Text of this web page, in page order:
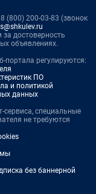
(800) 200-03-83 (звонок
за достоверность
объявлениях.
портала регулируются:
ПО
и политикой
данных
сервиса, специальные
не требуются
без баннерной